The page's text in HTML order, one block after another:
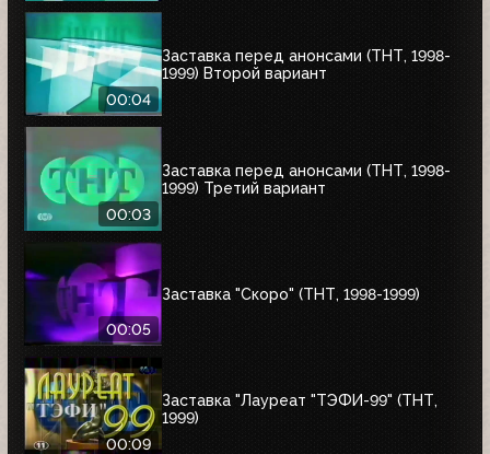
00:04
Заставка перед анонсами (ТНТ, 1998-
1999) Второй вариант
00:03
Заставка перед анонсами (ТНТ, 1998-
1999) Третий вариант
00:05
Заставка "Скоро" (ТНТ, 1998-1999)
00:09
Заставка "Лауреат "ТЭФИ-99" (ТНТ,
1999)